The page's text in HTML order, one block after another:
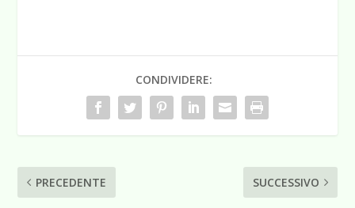
CONDIVIDERE:
PRECEDENTE SUCCESSIVO